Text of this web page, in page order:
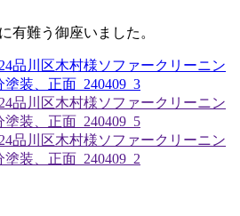
有難う御座いました。